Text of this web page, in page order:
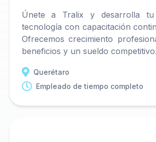
Únete a Tralix y desarrolla
tecnología con capacitación
Ofrecemos crecimiento
beneficios y un sueldo competitivo.
Querétaro
Empleado de tiempo completo